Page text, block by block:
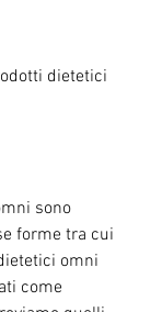
dietetici
sono
forme tra cui
omni
come